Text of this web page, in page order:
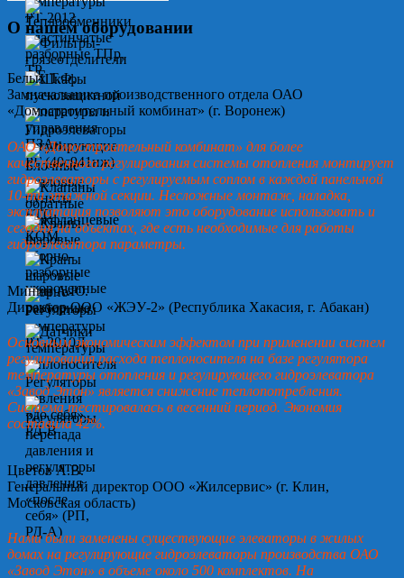
О нашем оборудовании
Белых Т.Ф.
Замначальника производственного отдела ОАО
«Домостроительный комбинат» (г. Воронеж)
ОАО «Домостроительный комбинат» для более
качественного регулирования системы отопления монтирует
гидроэлеваторы с регулируемым соплом в каждой панельной
10-ти этажной секции. Несложные монтаж, наладка,
эксплуатация позволяют это оборудование использовать и
сегодня на объектах, где есть необходимые для работы
гидроэлеватора параметры.
Минин А.Ю.
Директор ООО «ЖЭУ-2» (Республика Хакасия, г. Абакан)
Основным экономическим эффектом при применении систем
регулирования расхода теплоносителя на базе регулятора
температуры отопления и регулирующего гидроэлеватора
«Завод Этон» является снижение теплопотребления.
Система тестировалась в весенний период. Экономия
составила 42%.
Цветов А.В.
Генеральный директор ООО «Жилсервис» (г. Клин,
Московская область)
Нами были заменены существующие элеваторы в жилых
домах на регулирующие гидроэлеваторы производства ОАО
«Завод Этон» в объеме около 500 комплектов. На